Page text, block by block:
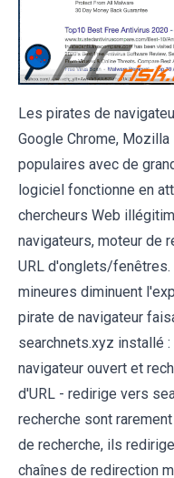
Les pirates de
Google Chrome,
populaires avec de
logiciel fonctionne en
chercheurs Web
navigateurs, moteur de
URL d'onglets/
mineures diminuent
pirate de navigateur
searchnets.xyz installé
navigateur ouvert et
d'URL - redirige vers
recherche sont
de recherche, ils
chaînes de redirection